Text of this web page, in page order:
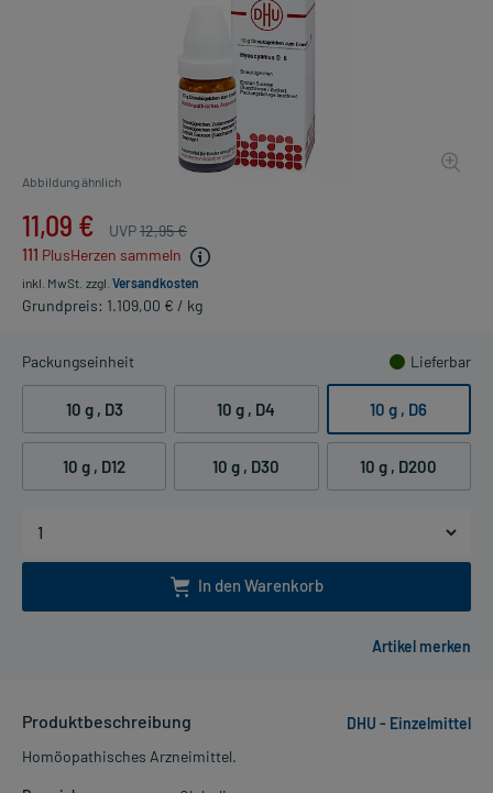
Abbildung ähnlich
11,09 € UVP12,95 €
111 PlusHerzen sammeln
inkl. MwSt. zzgl. Versandkosten
Grundpreis: 1.109,00 € / kg
Packungseinheit Lieferbar
10 g , D3 10 g , D4 10 g , D6
10 g , D12 10 g , D30 10 g , D200
In den Warenkorb
Produktbeschreibung
DHU - Einzelmittel
Homöopathisches Arzneimittel.